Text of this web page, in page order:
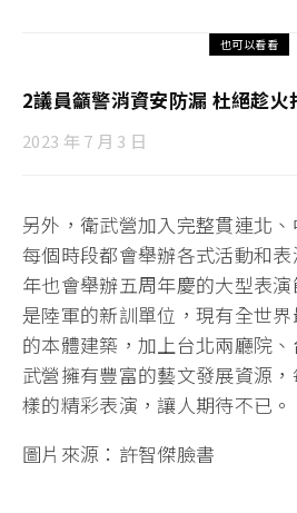
也可以看看
2議員籲警消資安防漏 杜絕趁火
2023 年 7 月 3 日
另外，衛武營加入完整貫連北、
每個時段都會舉辦各式活動和
年也會舉辦五周年慶的大型表
是陸軍的新訓單位，現有全世
的本體建築，加上台北兩廳院
武營擁有豐富的藝文發展資源
樣的精彩表演，讓人期待不已。
圖片來源：許智傑臉書